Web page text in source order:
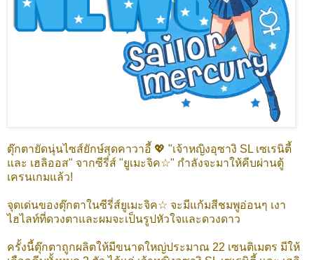
ตุ๊กตายัดนุ่นไซส์ยักษ์สุดคาวาอี้ 💖 "เจ้าหญิงอุซางิ SL เซเรนิตี้
และ เฮลิออส" จากซีรี่ส์ "ยูเมะจิค☆" กำลังจะมาให้คีบผ่านตู้
เครนเกมแล้ว!
จุดเด่นของตุ๊กตาในซีรี่ส์ยูเมะจิค☆ จะมีแก้มสีชมพูอ่อนๆ เงา
ไฮไลท์ที่ดวงตาและผมจะเป็นรูปหัวใจและดวงดาว
ครั้งนี้ตุ๊กตาถูกผลิตให้มีขนาดใหญ่ประมาณ 22 เซนติเมตร มีให้